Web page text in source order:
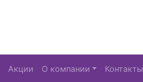
Акции О компании
Контакты